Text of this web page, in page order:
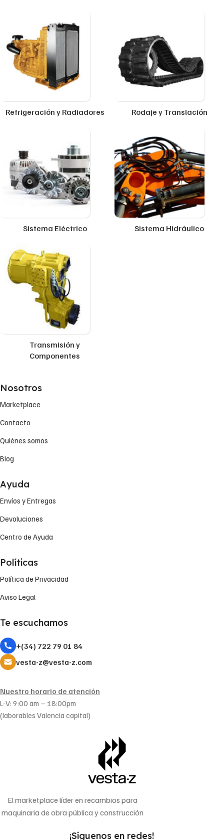
Refrigeración y Radiadores Rodaje y Translación
Sistema Eléctrico Sistema Hidráulico
Transmisión y
Componentes
Nosotros
Marketplace
Contacto
Quiénes somos
Blog
Ayuda
Envíos y Entregas
Devoluciones
Centro de Ayuda
Políticas
Política de Privacidad
Aviso Legal
Te escuchamos
+(34) 722 79 01 84
vesta-z@vesta-z.com
Nuestro horario de atención
L-V: 9:00 am – 18:00pm
(laborables Valencia capital)
El marketplace líder en recambios para
maquinaria de obra pública y construcción
¡Síguenos en redes!